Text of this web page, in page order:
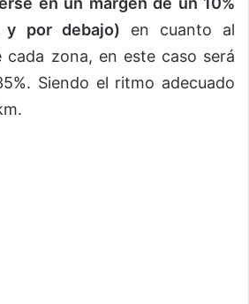
y por debajo) en cuanto al
zona, en este caso será
Siendo el ritmo adecuado